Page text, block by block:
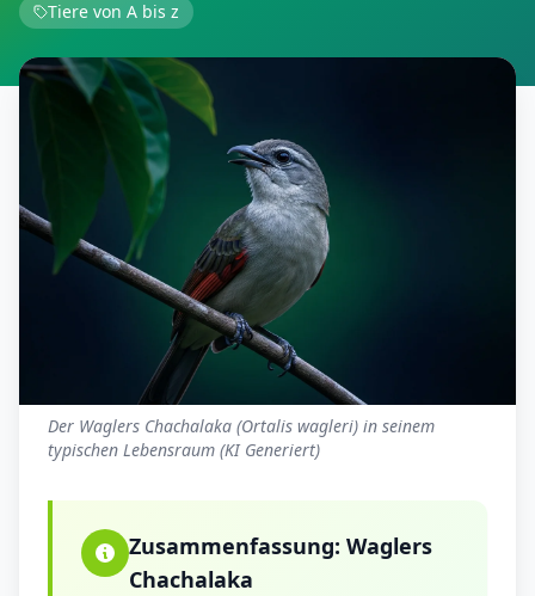
Tiere von A bis z
Der Waglers Chachalaka (Ortalis wagleri) in seinem
typischen Lebensraum (KI Generiert)
Zusammenfassung: Waglers
Chachalaka